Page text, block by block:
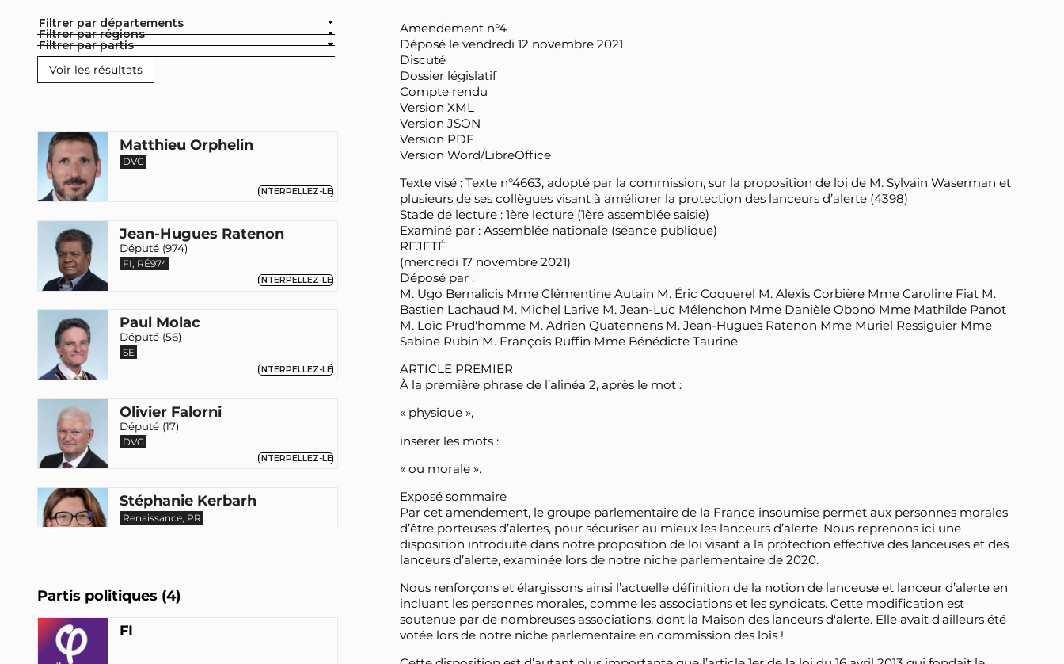
Filtrer par départements
Filtrer par régions
Filtrer par partis
Matthieu Orphelin
DVG
INTERPELLEZ-LE
Jean-Hugues Ratenon
Député (974)
FI, RÉ974
INTERPELLEZ-LE
Paul Molac
Député (56)
SE
INTERPELLEZ-LE
Olivier Falorni
Député (17)
DVG
INTERPELLEZ-LE
Stéphanie Kerbarh
Renaissance, PR
Alexis Corbière
Député (93)
Partis politiques (4)
FI
Amendement n°4
Déposé le vendredi 12 novembre 2021
Discuté
Dossier législatif
Compte rendu
Version XML
Version JSON
Version PDF
Version Word/LibreOffice
Texte visé : Texte n°4663, adopté par la commission, sur la proposition de loi de M. Sylvain Waserman et
plusieurs de ses collègues visant à améliorer la protection des lanceurs d’alerte (4398)
Stade de lecture : 1ère lecture (1ère assemblée saisie)
Examiné par : Assemblée nationale (séance publique)
REJETÉ
(mercredi 17 novembre 2021)
Déposé par :
M. Ugo Bernalicis Mme Clémentine Autain M. Éric Coquerel M. Alexis Corbière Mme Caroline Fiat M.
Bastien Lachaud M. Michel Larive M. Jean-Luc Mélenchon Mme Danièle Obono Mme Mathilde Panot
M. Loïc Prud'homme M. Adrien Quatennens M. Jean-Hugues Ratenon Mme Muriel Ressiguier Mme
Sabine Rubin M. François Ruffin Mme Bénédicte Taurine
ARTICLE PREMIER
À la première phrase de l’alinéa 2, après le mot :
« physique »,
insérer les mots :
« ou morale ».
Exposé sommaire
Par cet amendement, le groupe parlementaire de la France insoumise permet aux personnes morales
d’être porteuses d’alertes, pour sécuriser au mieux les lanceurs d’alerte. Nous reprenons ici une
disposition introduite dans notre proposition de loi visant à la protection effective des lanceuses et des
lanceurs d’alerte, examinée lors de notre niche parlementaire de 2020.
Nous renforçons et élargissons ainsi l’actuelle définition de la notion de lanceuse et lanceur d’alerte en
incluant les personnes morales, comme les associations et les syndicats. Cette modification est
soutenue par de nombreuses associations, dont la Maison des lanceurs d'alerte. Elle avait d'ailleurs été
votée lors de notre niche parlementaire en commission des lois !